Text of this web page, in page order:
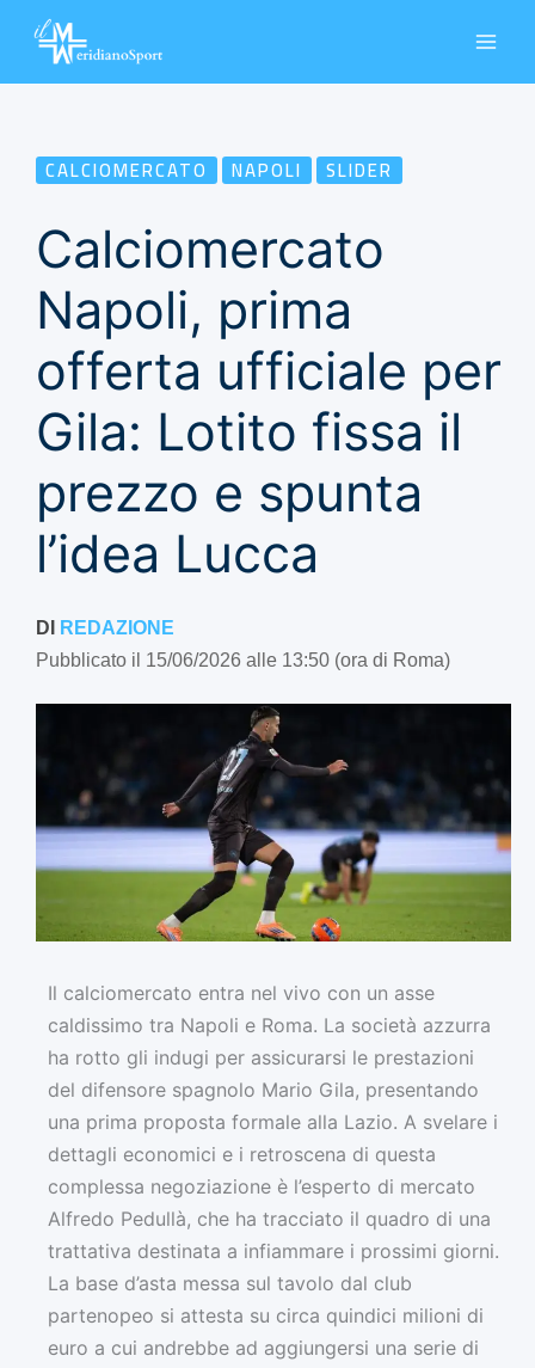
CALCIOMERCATO NAPOLI SLIDER
Calciomercato
Napoli, prima
offerta ufficiale per
Gila: Lotito fissa il
prezzo e spunta
l’idea Lucca
DI REDAZIONE
Pubblicato il 15/06/2026 alle 13:50 (ora di Roma)
Il calciomercato entra nel vivo con un asse
caldissimo tra Napoli e Roma. La società azzurra
ha rotto gli indugi per assicurarsi le prestazioni
del difensore spagnolo Mario Gila, presentando
una prima proposta formale alla Lazio. A svelare i
dettagli economici e i retroscena di questa
complessa negoziazione è l’esperto di mercato
Alfredo Pedullà, che ha tracciato il quadro di una
trattativa destinata a infiammare i prossimi giorni.
La base d’asta messa sul tavolo dal club
partenopeo si attesta su circa quindici milioni di
euro a cui andrebbe ad aggiungersi una serie di